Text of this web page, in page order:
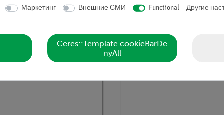
Маркетинг Внешние СМИ Functional Другие
Ceres::Template.cookieBarDe
nyAll